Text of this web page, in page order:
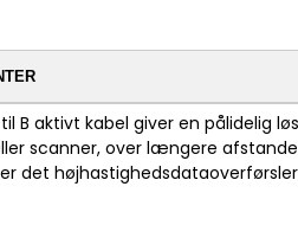
til B aktivt kabel giver en
scanner, over længere
det